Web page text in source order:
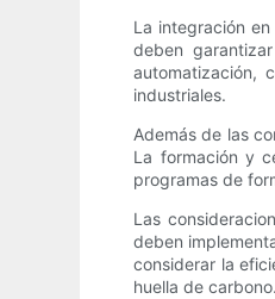
La integración
deben
automatización,
industriales.
Además de las
La formación y
programas de
Las
deben
considerar la
huella de carbono.